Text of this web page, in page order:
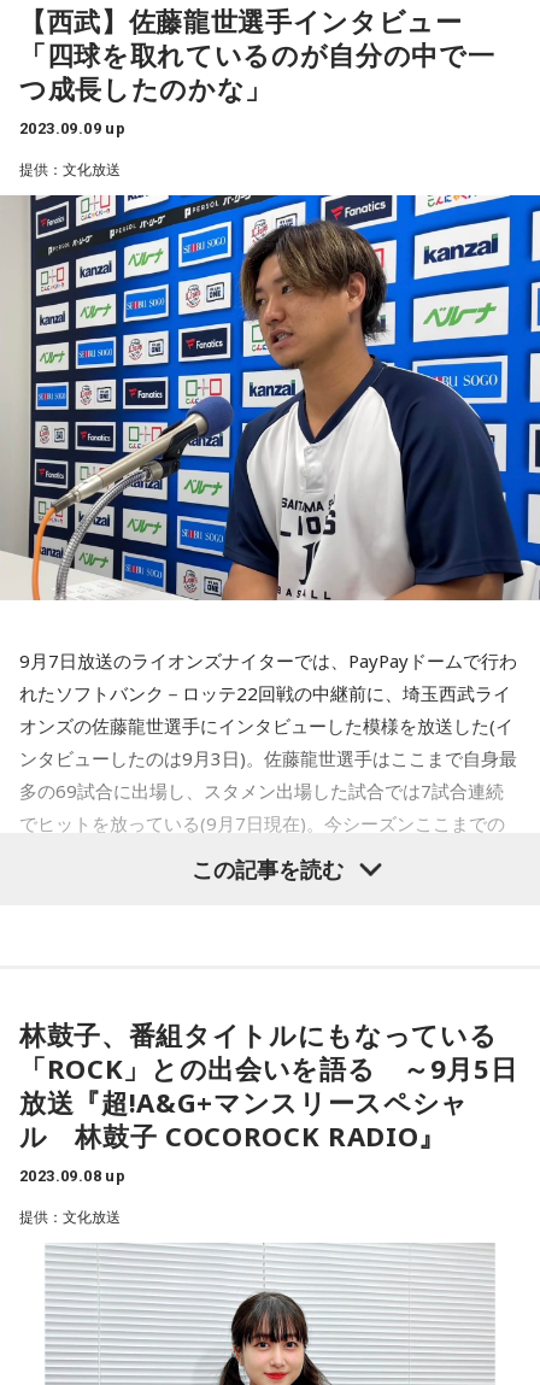
「おかしば」と書いたマホちゃんからのメールなど、ジャン
ル広めで話を展開させることができました。
「アンタッチャブるTV」で希少動物の「ヤンバルクイナ」を
見つけた回の感想を送ってくれたのはドングリコさん。
が・・・
柴田「クイナですね」
岡田「ヤンバルクイナですね」
柴田「クイナですよね」
岡田「ヤンバルクイナです」
柴田「ヤンバル？」
岡田「ヤンバルクイナです」
柴田「ヤンバル？」
岡田「略してるけど余計時間掛かるは！」
など、とにかく話は多岐に渡っているであります！
松井佐祐里のゆるゆる情報局のテーマ
は「サブスク」です
役に立つかは分かりませんが松井ちゃんがゆるい情報を紹介
するこちらのコーナー。
おかしばの2人が利用しているサブスクから松井ちゃんが利用
しているサブスクまで、サブスクトークを展開しました。そ
の他、最新のサブスク事情を紹介、情報局の片鱗は見せられ
たはず。
師匠が引っ掛かったのが絵画のサブスク。ロケでネプチュー
岡田「急に？」
柴田「僕も絵は飾りたいです」
岡田「また乗っかろうとして」
柴田「美術館行くの好きなんですよ」
買いません？」
岡田「詐欺やん！」
柴田「お安くするんで」
サブスクは遥か彼方へ飛んでいきました。
んと話してます。
そして番組収録後、西本さんはダイヤモンドリーグブリュッ
セル大会取材のため、フランスパリからベルギーブリュッセ
女子やり投げ北口榛花選手、女子1500m田中希実選手の日本
記録更新を目撃！
その模様は次回の番組でレポートします。
ベルリンマラソンまで2週間 新田コーチの仕上
がりがヤバい
箱根駅伝学生連合チーム編成無し
・多数決で採決（正式には発表待ち※9月8日現在）
・アスリートフォーカスしたドキュメンタリーを来年配信予
定
・全世界的に人気上げるためにNetflix活用
便利な競技会場で大会やって欲しい
【西武】佐藤龍世選手インタビュー
「四球を取れているのが自分の中で一
つ成長したのかな」
2023.09.09 up
提供：文化放送
9月7日放送のライオンズナイターでは、PayPayドームで行わ
れたソフトバンク－ロッテ22回戦の中継前に、埼玉西武ライ
オンズの佐藤龍世選手にインタビューした模様を放送した(イ
ンタビューしたのは9月3日)。佐藤龍世選手はここまで自身最
多の69試合に出場し、スタメン出場した試合では7試合連続
でヒットを放っている(9月7日現在)。今シーズンここまでの
好調の要因について訊いた。
あって、良いところと悪いところが出てきていると思いま
す」
――プレー全体で手ごたえを感じた点、まだまだだなと感じ
た点、それぞれ教えていただけますか？
龍世「昨年、一昨年に比べてバッティングの方ではすごく手
ごたえを感じてはいます。自分がやりたいようなバッティン
グが形になりつつあるのかなと思ってて。その反面、今まで
自信のあった守備でミスが続いたりとかがあったので、そこ
は今後も課題ではあります」
この記事を読む
林鼓子、番組タイトルにもなっている
「ROCK」との出会いを語る ～9月5日
放送『超!A&G+マンスリースペシャ
ル 林鼓子 COCOROCK RADIO』
2023.09.08 up
提供：文化放送